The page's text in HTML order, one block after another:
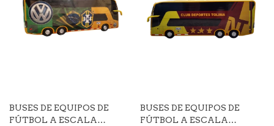
BUSES DE EQUIPOS DE
FÚTBOL A ESCALA
BUSES DE EQUIPOS DE
FÚTBOL A ESCALA